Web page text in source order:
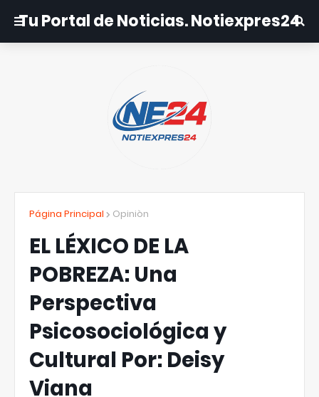
Tu Portal de Noticias. Notiexpres24
Página Principal Opiniòn
EL LÉXICO DE LA
POBREZA: Una
Perspectiva
Psicosociológica y
Cultural Por: Deisy
Viana